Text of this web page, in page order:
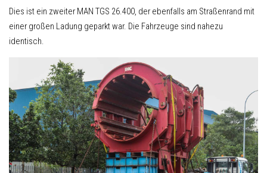
Dies ist ein zweiter MAN TGS 26.400, der ebenfalls am Straßenrand mit
einer großen Ladung geparkt war. Die Fahrzeuge sind nahezu
identisch.